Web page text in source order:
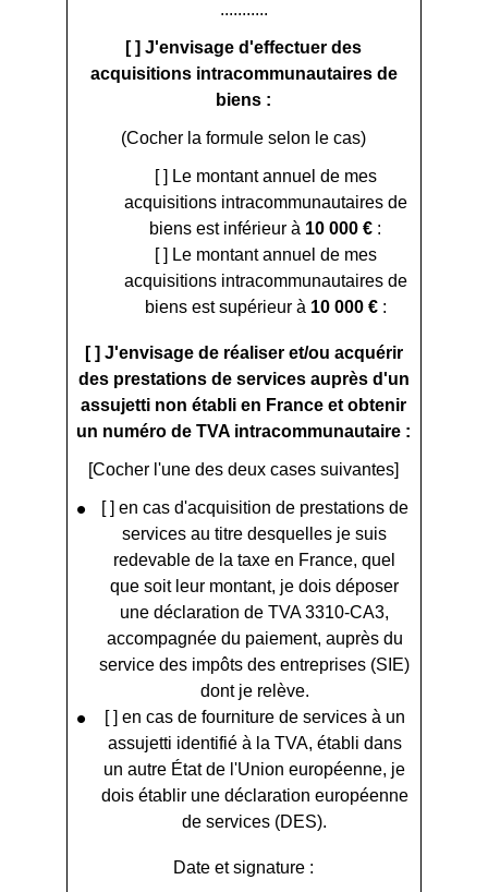
...........
[ ] J'envisage d'effectuer des
acquisitions intracommunautaires de
biens :
(Cocher la formule selon le cas)
[ ] Le montant annuel de mes
acquisitions intracommunautaires de
biens est inférieur à 10 000 € :
[ ] Le montant annuel de mes
acquisitions intracommunautaires de
biens est supérieur à 10 000 €:
[ ] J'envisage de réaliser et/ou acquérir
des prestations de services auprès d'un
assujetti non établi en France et obtenir
un numéro de TVA intracommunautaire :
[Cocher l'une des deux cases suivantes]
[ ] en cas d'acquisition de prestations de
services au titre desquelles je suis
redevable de la taxe en France, quel
que soit leur montant, je dois déposer
une déclaration de TVA 3310-CA3,
accompagnée du paiement, auprès du
service des impôts des entreprises (SIE)
dont je relève.
[ ] en cas de fourniture de services à un
assujetti identifié à la TVA, établi dans
un autre État de l'Union européenne, je
dois établir une déclaration européenne
de services (DES).
Date et signature :